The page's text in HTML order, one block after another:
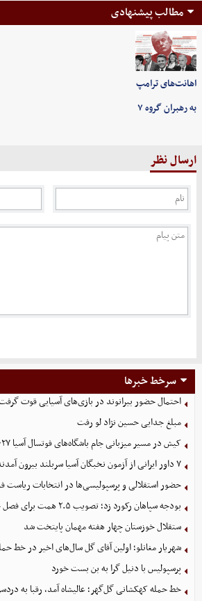
مطالب پیشنهادی
اهانت‌های ترامپ
به رهبران گروه ۷
ارسال نظر
سرخط خبرها
احتمال حضور بیرانوند در بازی‌های آسیایی قوت
مبلغ جدایی حسین نژاد لو رفت
کیش در مسیر میزبانی جام باشگاه‌های فوتسال آسیا ۲۰۲۷
۷ داور ایرانی از آزمون نخبگان آسیا سربلند بیرون آمدند
حضور استقلالی و پرسپولیسی‌ها در انتخابات ریاست
بودجه سپاهان رکورد زد؛ تصویب ۲.۵ همت برای فصل جدید
ستقلال خوزستان چهار هفته مهمان پایتخت شد
شهریار مغانلو؛ اولین آقای گل سال‌های اخیر در خط
پرسپولیس با دنیل گرا به بن بست خورد
خط حمله کهکشانی گل‌گهر؛ عالیشاه آمد، رقبا به